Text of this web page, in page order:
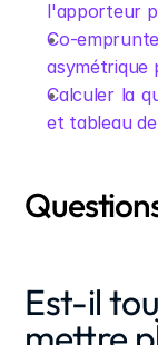
l'apporteur
Co-
asymétrique
Calculer la
et tableau
Est-il